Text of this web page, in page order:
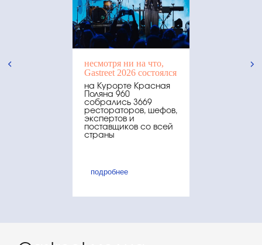
несмотря ни на что,
Gastreet 2026 состоялся
на Курорте Красная
Поляна 960
собрались 3669
рестораторов, шефов,
экспертов и
поставщиков со всей
страны
подробнее